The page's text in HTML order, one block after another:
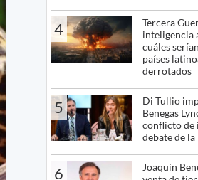
4
Tercera
inteligencia
cuáles
países
derrotados
5
Di Tullio
Benegas
conflicto de
debate de la
6
Joaquín